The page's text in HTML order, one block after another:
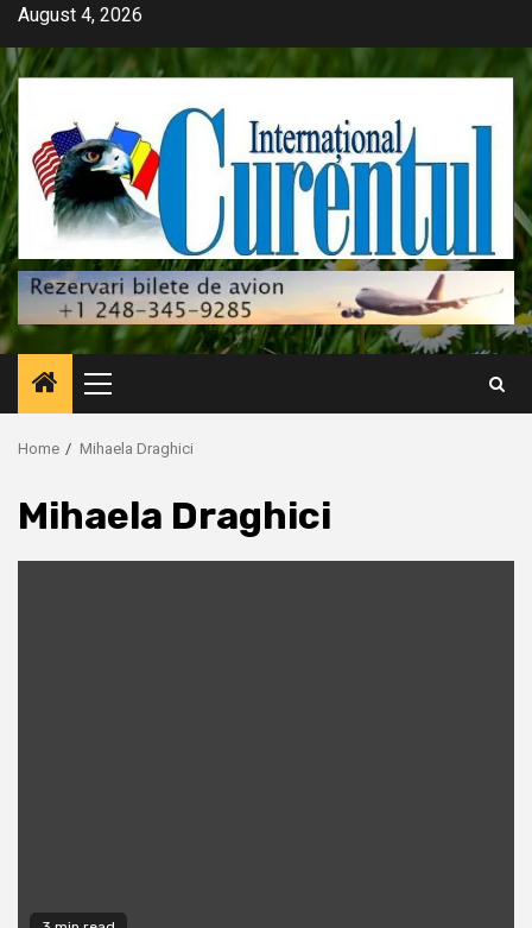
Skip
content
August 4, 2026
Primary
Menu
Home Mihaela Draghici
Mihaela Draghici